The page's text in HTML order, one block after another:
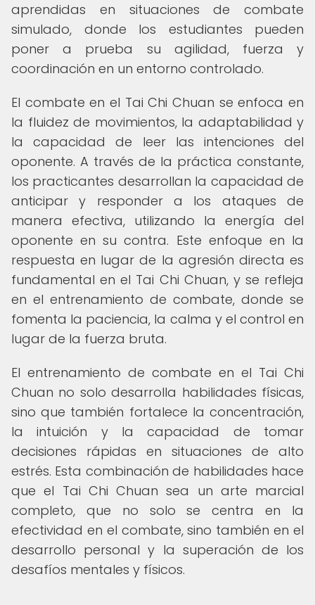
aprendidas en situaciones de combate
simulado, donde los estudiantes pueden
poner a prueba su agilidad, fuerza y
coordinación en un entorno controlado.
El combate en el Tai Chi Chuan se enfoca en
la fluidez de movimientos, la adaptabilidad y
la capacidad de leer las intenciones del
oponente. A través de la práctica constante,
los practicantes desarrollan la capacidad de
anticipar y responder a los ataques de
manera efectiva, utilizando la energía del
oponente en su contra. Este enfoque en la
respuesta en lugar de la agresión directa es
fundamental en el Tai Chi Chuan, y se refleja
en el entrenamiento de combate, donde se
fomenta la paciencia, la calma y el control en
lugar de la fuerza bruta.
El entrenamiento de combate en el Tai Chi
Chuan no solo desarrolla habilidades físicas,
sino que también fortalece la concentración,
la intuición y la capacidad de tomar
decisiones rápidas en situaciones de alto
estrés. Esta combinación de habilidades hace
que el Tai Chi Chuan sea un arte marcial
completo, que no solo se centra en la
efectividad en el combate, sino también en el
desarrollo personal y la superación de los
desafíos mentales y físicos.